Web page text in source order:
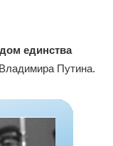
единства
Путина.